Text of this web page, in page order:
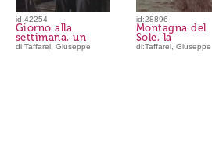
id:42254
Giorno alla
settimana, un
di:Taffarel, Giuseppe
id:28896
Montagna del
Sole, la
di:Taffarel, Giuseppe